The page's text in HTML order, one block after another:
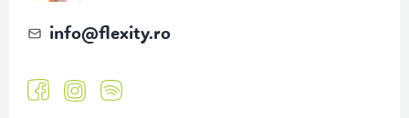
info@flexity.ro